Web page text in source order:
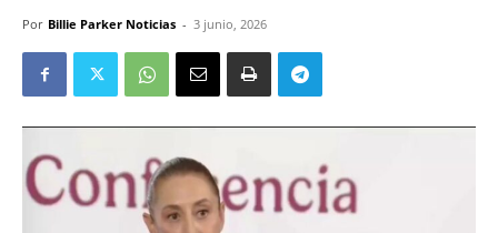
Por Billie Parker Noticias - 3 junio, 2026